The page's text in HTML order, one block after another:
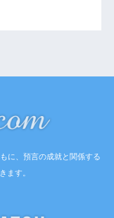
に、預言の成就と関係する
ます。